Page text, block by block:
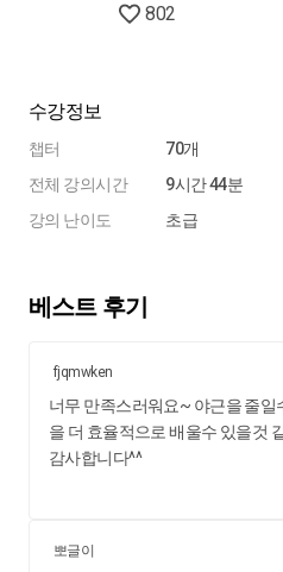
802
수강정보
챕터
전체 강의시간
강의 난이도
70개
9시간 44분
초급
베스트 후기
fjqmwken
너무 만족스러워요~ 야근을 줄일
을 더 효율적으로 배울수 있을것
감사합니다^^
뽀글이